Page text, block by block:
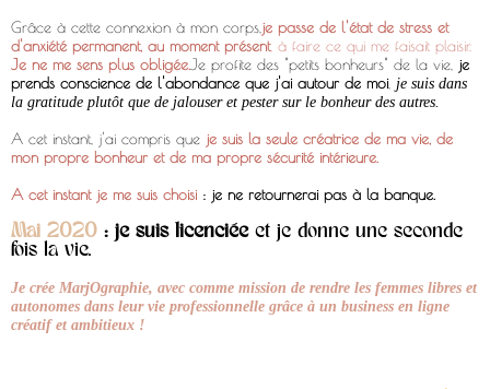
Grâce à cette connexion à mon corps,je passe de l'état de stress et
d'anxiété permanent, au moment présent, à faire ce qui me faisait plaisir.
Je ne me sens plus obligée.Je profite des "petits bonheurs" de la vie, je
prends conscience de l'abondance que j'ai autour de moi, je suis dans
la gratitude plutôt que de jalouser et pester sur le bonheur des autres.
A cet instant, j'ai compris que je suis la seule créatrice de ma vie, de
mon propre bonheur et de ma propre sécurité intérieure.
A cet instant je me suis choisi : je ne retournerai pas à la banque.
Mai 2020 : je suis licenciéeet je donne une seconde
fois la vie.
Je crée MarjOgraphie, avec comme mission de rendre les femmes libres et
autonomes dans leur vie professionnelle grâce à un business en ligne
créatif et ambitieux !